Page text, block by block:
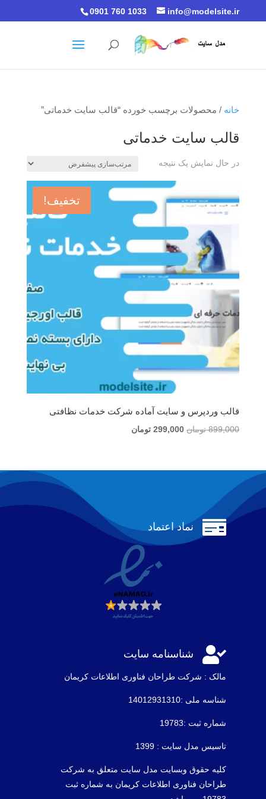
0901 760 1033 info@modelsite.ir
خانه / محصولات برچسب خورده “قالب سایت خدماتی”
قالب سایت خدماتی
در حال نمایش یک نتیجه
تخفیف!
قالب وردپرس و سایت آماده شرکت خدمات نظافتی
899,000 تومان قیمت
بود.
299,000 تومانقیمت
است.
 نماد اعتماد
 شناسنامه سایت
مالک : شرکت طراحان فناوری اطلاعات كريمان
شناسه ملی :14012931310
شماره ثبت :19783
تاسیس مدل سایت : 1399
کلیه حقوق وبسایت مدل سایت متعلق به شرکت
طراحان فناوری اطلاعات کریمان به شماره ثبت